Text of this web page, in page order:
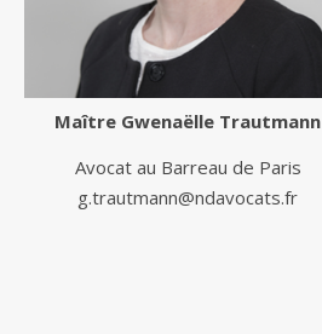
Maître Gwenaëlle Trautmann
Avocat au Barreau de Paris
g.trautmann@ndavocats.fr